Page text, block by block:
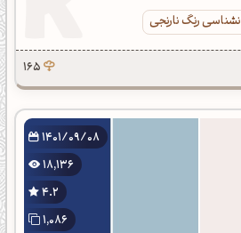
رنگ نارنجی
165
1401/09/08
18,136
4.2
1,086